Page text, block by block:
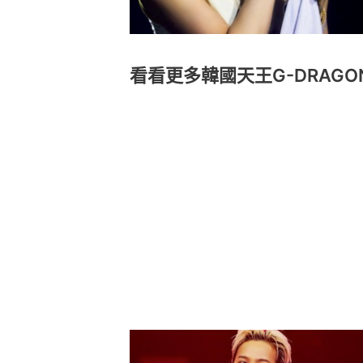
看看更多韓國天王G-